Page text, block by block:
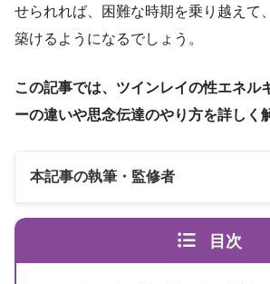
せられれば、困難な時期を乗り越えて
築けるようになるでしょう。
この記事では、ツインレイの性エネル
ーの違いや思念伝達のやり方を詳しく
本記事の執筆・監修者
目次